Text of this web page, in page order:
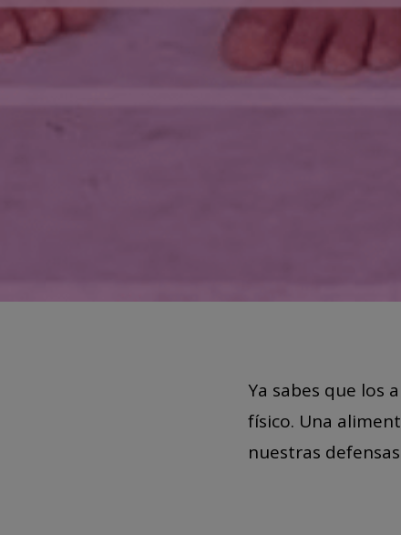
Ya sabes que los
físico. Una
nuestras